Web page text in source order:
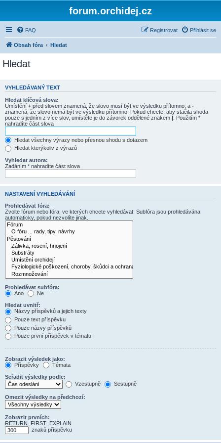
forum.orchidej.cz
FAQ Přihlásit se
Registrovat
Obsah fóra Hledat
Hledat
VYHLEDÁVANÝ TEXT
Hledat klíčová slova:
Umístění + před slovem znamená, že slovo musí být ve výsledku přítomno, a -
znamená, že slovo nemá být ve výsledku přítomno. Pokud chcete, aby stačila shoda
pouze s jedním z více slov, umístěte je do závorek oddělené znakem | . Použitím *
nahradíte část slova
Hledat všechny výrazy nebo přesnou shodu s dotazem
Hledat kterýkoliv z výrazů
Vyhledat autora:
Zadáním * nahradíte část slova
NASTAVENÍ VYHLEDÁVÁNÍ
Prohledávat fóra:
Zvolte fórum nebo fóra, ve kterých chcete vyhledávat. Subfóra jsou prohledávána
automaticky, pokud nezvolíte jinak.
Prohledávat subfóra:
Ano
Ne
Hledat uvnitř:
Názvy příspěvků a jejich texty
Pouze text příspěvku
Pouze názvy příspěvků
Pouze první příspěvek v tématu
Zobrazit výsledek jako:
Příspěvky
Témata
Seřadit výsledky podle:
Vzestupně
Sestupně
Omezit výsledky na předchozí:
Zobrazit prvních:
RETURN_FIRST_EXPLAIN
znaků příspěvku